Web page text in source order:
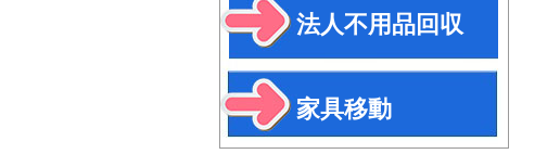
法人不用品回収
家具移動